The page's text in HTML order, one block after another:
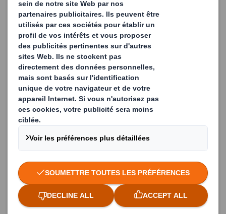
Company Name
Function / Department
Yes, I would like to receive communications, news
and updates about products and services ofDS
Smith by email.